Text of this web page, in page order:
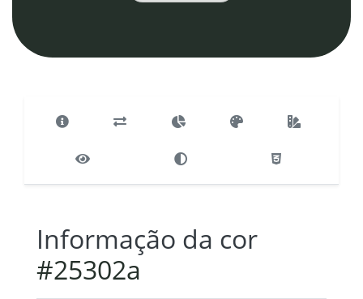
Informação da cor
#25302a